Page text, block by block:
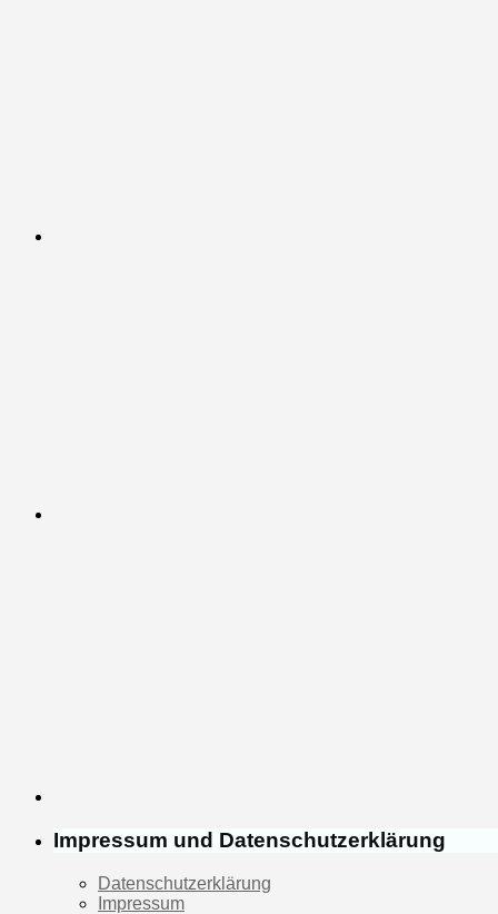
Impressum und Datenschutzerklärung
Datenschutzerklärung
Impressum